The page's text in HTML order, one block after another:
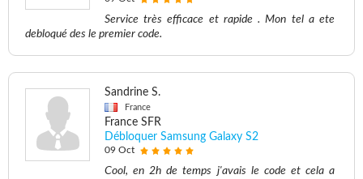
Service très efficace et rapide . Mon tel a ete
debloqué des le premier code.
Sandrine S.
France
France SFR
Débloquer Samsung Galaxy S2
09 Oct
Cool, en 2h de temps j'avais le code et cela a